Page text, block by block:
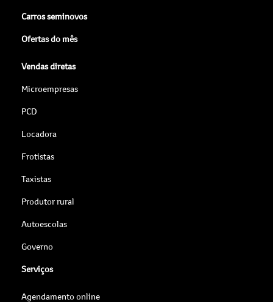
Carros seminovos
Ofertas do mês
Vendas diretas
Microempresas
PCD
Locadora
Frotistas
Taxistas
Produtor rural
Autoescolas
Governo
Serviços
Agendamento online